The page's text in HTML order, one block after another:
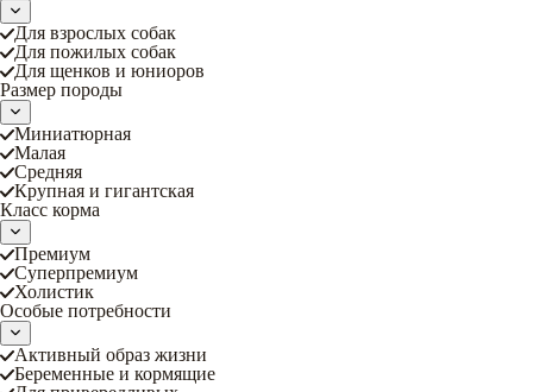
Для взрослых собак
Для пожилых собак
Для щенков и юниоров
Размер породы
Миниатюрная
Малая
Средняя
Крупная и гигантская
Класс корма
Премиум
Суперпремиум
Холистик
Особые потребности
Активный образ жизни
Беременные и кормящие